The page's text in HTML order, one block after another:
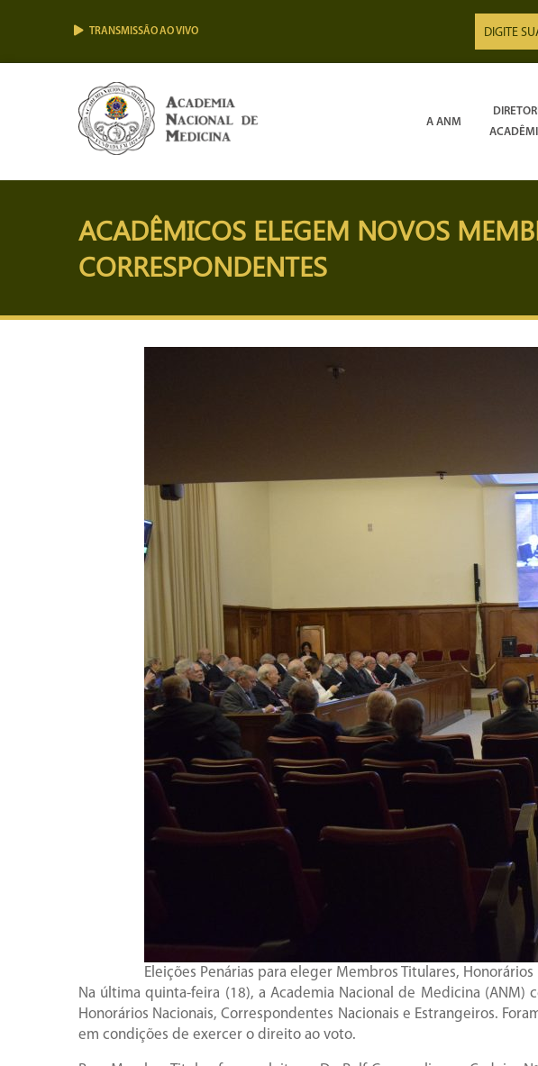
TRANSMISSÃO AO VIVO
A ANM
ACADÊMICOS ELEGEM NOVOS
CORRESPONDENTES
Eleições Penárias para eleger Membros Titulares,
Na última quinta-feira (18), a Academia Nacional de Medicina
Honorários Nacionais, Correspondentes Nacionais e Estrangeiros.
em condições de exercer o direito ao voto.